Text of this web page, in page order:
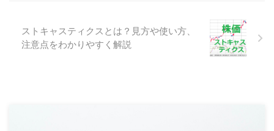
ストキャスティクスとは？見方や使い方、
注意点をわかりやすく解説